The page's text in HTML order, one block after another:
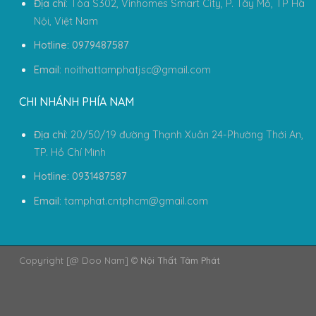
Địa chỉ: Tòa S302, Vinhomes Smart City, P. Tây Mỗ, TP Hà
Nội, Việt Nam
Hotline: 0979487587
Email: noithattamphatjsc@gmail.com
CHI NHÁNH PHÍA NAM
Địa chỉ: 20/50/19 đường Thạnh Xuân 24-Phường Thới An,
TP. Hồ Chí Minh
Hotline: 0931487587
Email: tamphat.cntphcm@gmail.com
Copyright [@ Doo Nam] © Nội Thất Tâm Phát